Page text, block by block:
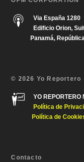
Via España 1280
Edificio Orion,
Panamá, República
© 2026 Yo Reportero
YO REPORTERO
Política de
Política de
Contacto